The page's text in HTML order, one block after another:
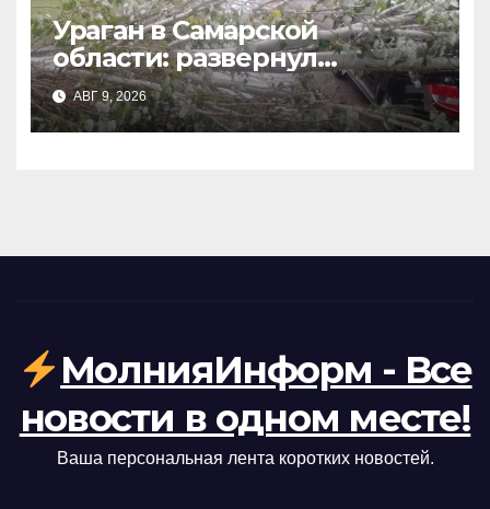
Ураган в Самарской
области: развернул
теплоход на Волге и сорвал
крыши домов в Тольятти
АВГ 9, 2026
МолнияИнформ - Все
новости в одном месте!
Ваша персональная лента коротких новостей.